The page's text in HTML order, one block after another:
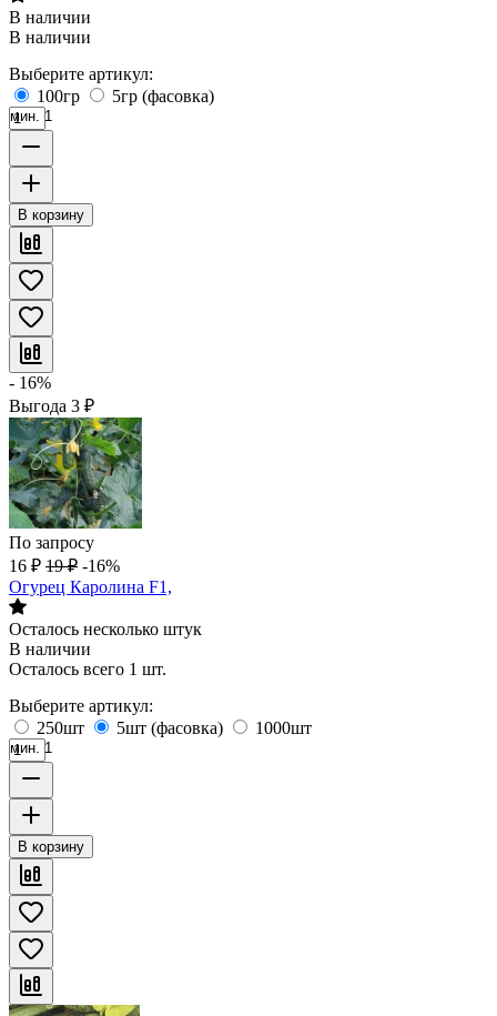
В наличии
В наличии
Выберите артикул:
100гр
5гр (фасовка)
мин. 1
В корзину
- 16%
Выгода 3 ₽
По запросу
16 ₽ 19 ₽ -16%
Огурец Каролина F1,
Осталось несколько штук
В наличии
Осталось всего 1 шт.
Выберите артикул:
250шт
5шт (фасовка) 1000шт
мин. 1
В корзину